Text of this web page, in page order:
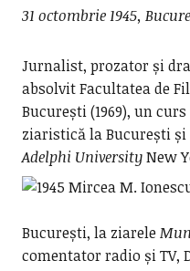
31 octombrie 1945,
Jurnalist, prozator și
absolvit Facultatea de
București (1969), un
ziaristică la București
Adelphi UniversityNew
București, la ziarele
comentator radio și TV,